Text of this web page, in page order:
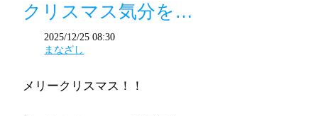
クリスマス気分を…
2025/12/25 08:30
まなざし
メリークリスマス！！